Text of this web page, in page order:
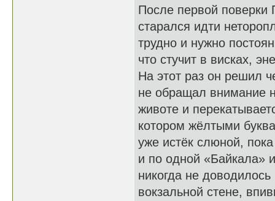
После первой поверки
старался идти
трудно и нужно
что стучит в висках,
На этот раз он решил
не обращал внимание
животе и
котором жёлтыми
уже истёк слюной,
и по одной «Байкала»
никогда не
вокзальной стене,